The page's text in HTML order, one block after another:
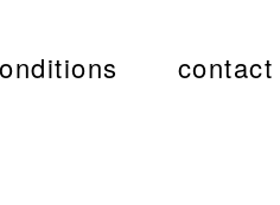
contact